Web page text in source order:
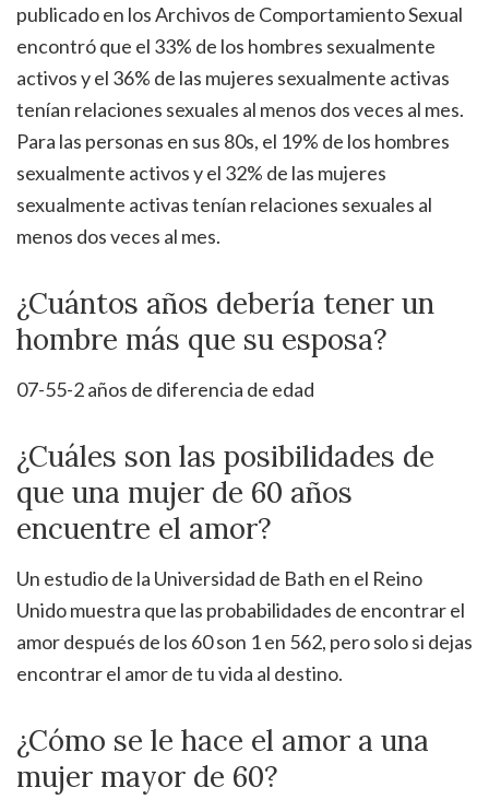
publicado en los Archivos de Comportamiento Sexual
encontró que el 33% de los hombres sexualmente
activos y el 36% de las mujeres sexualmente activas
tenían relaciones sexuales al menos dos veces al mes.
Para las personas en sus 80s, el 19% de los hombres
sexualmente activos y el 32% de las mujeres
sexualmente activas tenían relaciones sexuales al
menos dos veces al mes.
¿Cuántos años debería tener un
hombre más que su esposa?
07-55-2 años de diferencia de edad
¿Cuáles son las posibilidades de
que una mujer de 60 años
encuentre el amor?
Un estudio de la Universidad de Bath en el Reino
Unido muestra que las probabilidades de encontrar el
amor después de los 60 son 1 en 562, pero solo si dejas
encontrar el amor de tu vida al destino.
¿Cómo se le hace el amor a una
mujer mayor de 60?